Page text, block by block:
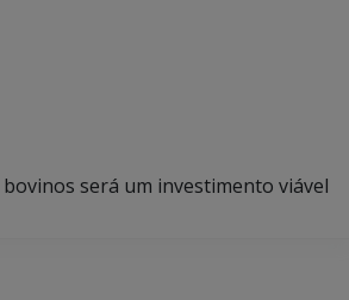
será um investimento viável